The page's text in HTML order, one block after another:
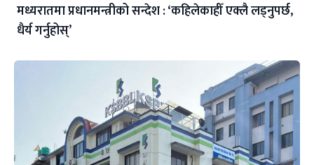
मध्यरातमा प्रधानमन्त्रीको सन्देश : ‘कहिलेकाहीँ एक्लै लड्नुपर्छ,
धैर्य गर्नुहोस्’